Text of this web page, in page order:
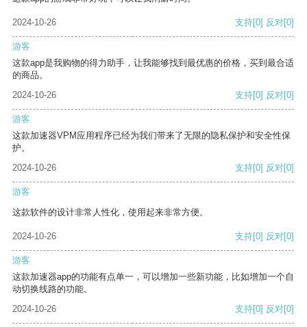
2024-10-26 支持[0] 反对[0]
游客
这款app是我购物的得力助手，让我能够找到最优惠的价格，买到最合适
的商品。
2024-10-26
支持[0] 反对[0]
游客
这款加速器VPM应用程序已经为我们带来了无限的隐私保护和安全性保
护。
2024-10-26
支持[0] 反对[0]
游客
这款软件的设计非常人性化，使用起来非常方便。
2024-10-26 支持[0] 反对[0]
游客
这款加速器app的功能有点单一，可以增加一些新功能，比如增加一个自
动切换线路的功能。
2024-10-26
支持[0] 反对[0]